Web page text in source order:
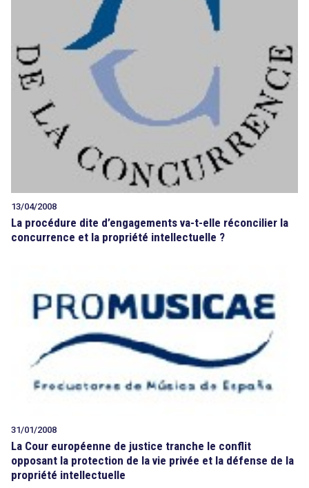
13/04/2008
La procédure dite d’engagements va-t-elle réconcilier la
concurrence et la propriété intellectuelle ?
31/01/2008
La Cour européenne de justice tranche le conflit
opposant la protection de la vie privée et la défense de la
propriété intellectuelle